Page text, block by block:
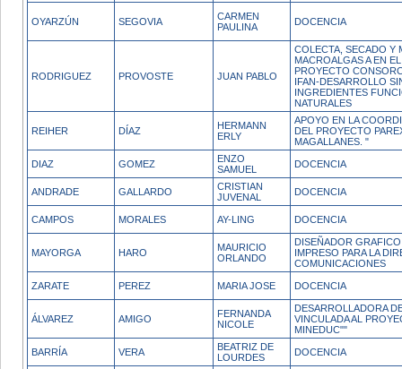
OYARZÚN SEGOVIA
CARMEN
PAULINA
DOCENCIA
RODRIGUEZ PROVOSTE JUAN PABLO
COLECTA, SECADO Y
MACROALGAS A EN
PROYECTO
IFAN-DESARROLLO
INGREDIENTES
NATURALES
REIHER DÍAZ
HERMANN
ERLY
APOYO EN LA
DEL PROYECTO
MAGALLANES. "
DIAZ GOMEZ
ENZO
SAMUEL
DOCENCIA
ANDRADE GALLARDO
CRISTIAN
JUVENAL
DOCENCIA
CAMPOS MORALES AY-LING DOCENCIA
MAYORGA HARO
MAURICIO
ORLANDO
DISEÑADOR
IMPRESO PARA LA
COMUNICACIONES
ZARATE PEREZ MARIA JOSE DOCENCIA
ÁLVAREZ AMIGO
FERNANDA
NICOLE
DESARROLLADORA
VINCULADA AL
MINEDUC""
BARRÍA VERA
BEATRIZ DE
LOURDES
DOCENCIA